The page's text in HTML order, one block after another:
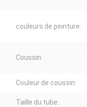
couleurs de peinture:
Coussin:
Couleur de coussin:
Taille du tube: